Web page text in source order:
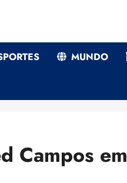
MUNDO
Campos em